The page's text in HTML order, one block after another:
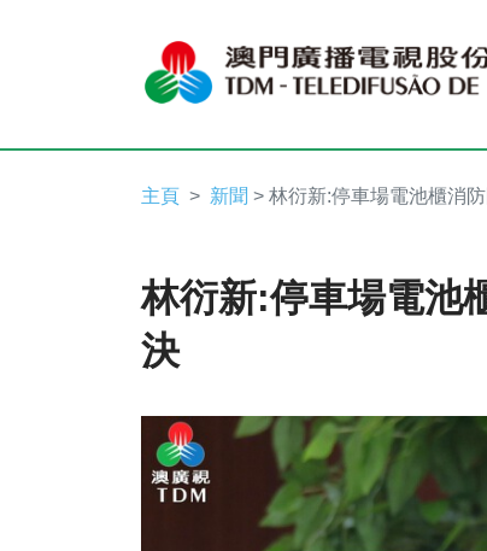
主頁 新聞 > 林衍新:停車場電池櫃消
林衍新:停車場電池
決